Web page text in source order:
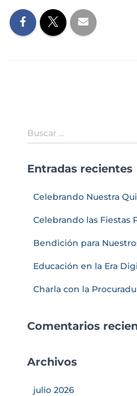
Buscar …
Entradas recientes
Celebrando Nuestra
Celebrando las Fiestas
Bendición para
Educación en la Era
Charla con la
Comentarios
Archivos
julio 2026